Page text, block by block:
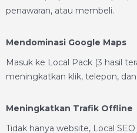
penawaran, atau membeli.
Mendominasi Google Maps
Masuk ke Local Pack (3 hasil
meningkatkan klik, telepon,
Meningkatkan Trafik Offline
Tidak hanya website, Local